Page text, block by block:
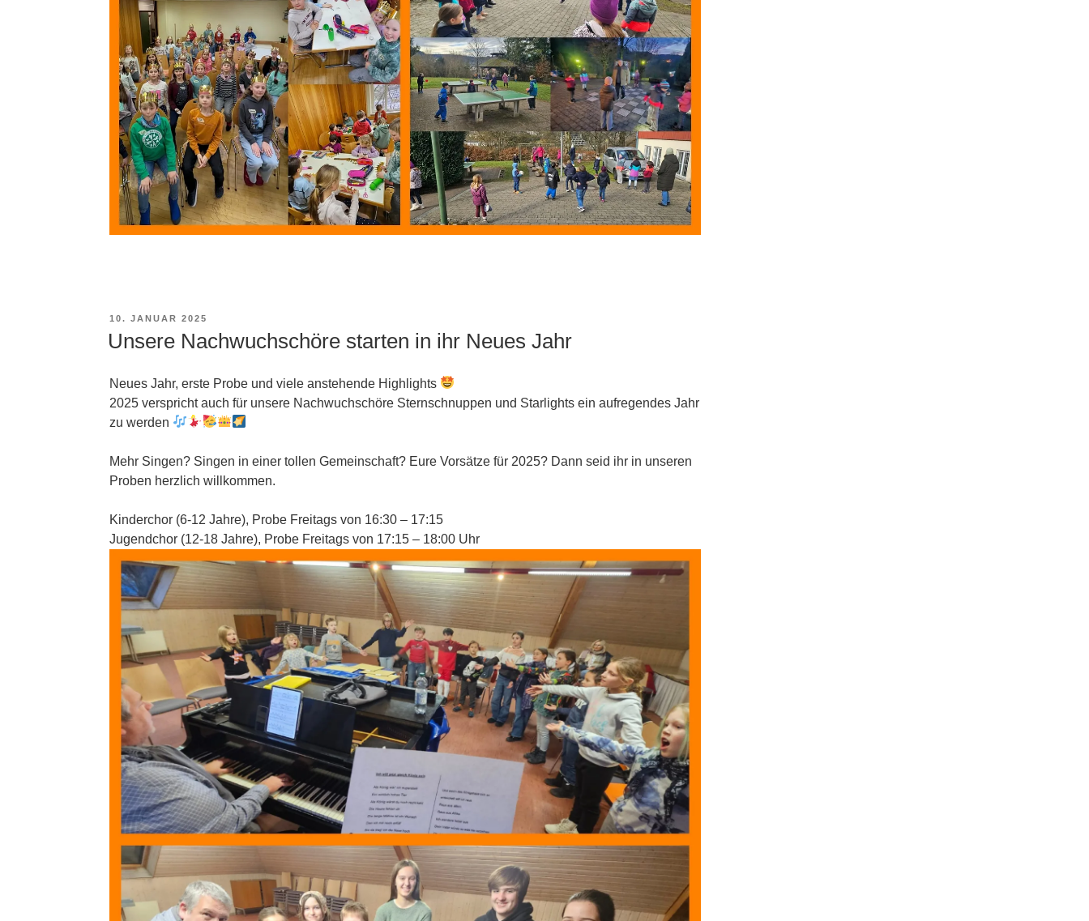
VERÖFFENTLICHT
10. JANUAR 2025
Unsere Nachwuchschöre starten in ihr Neues Jahr
Neues Jahr, erste Probe und viele anstehende Highlights
2025 verspricht auch für unsere Nachwuchschöre Sternschnuppen und Starlights ein aufregendes Jahr
zu werden
Mehr Singen? Singen in einer tollen Gemeinschaft? Eure Vorsätze für 2025? Dann seid ihr in unseren
Proben herzlich willkommen.
Kinderchor (6-12 Jahre), Probe Freitags von 16:30 – 17:15
Jugendchor (12-18 Jahre), Probe Freitags von 17:15 – 18:00 Uhr